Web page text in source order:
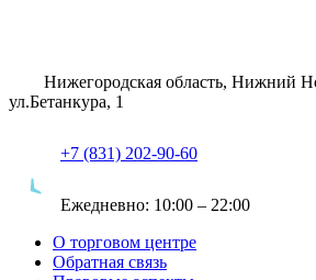
Нижегородская область, Нижний
ул.Бетанкура, 1
+7 (831) 202-90-60
Ежедневно: 10:00 – 22:00
О торговом центре
Обратная связь